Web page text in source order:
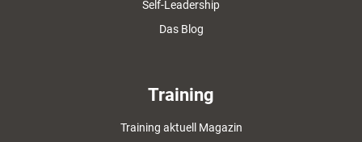
Self-Leadership
Das Blog
Training
Training aktuell Magazin